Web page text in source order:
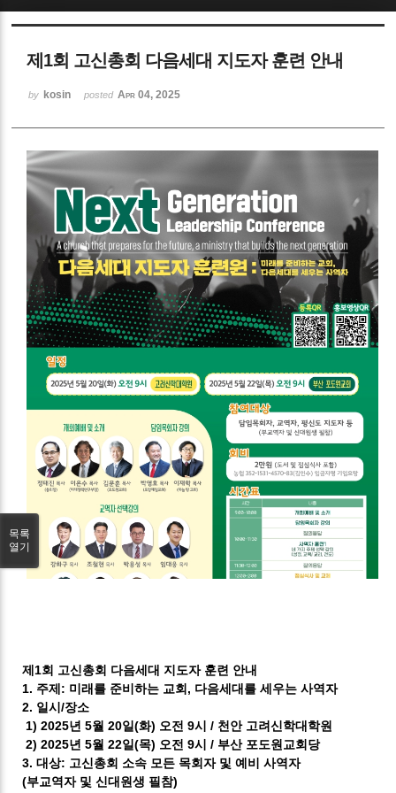
제1회 고신총회 다음세대 지도자 훈련 안내
by kosin posted Apr 04, 2025
제1회 고신총회 다음세대 지도자 훈련 안내
1. 주제: 미래를 준비하는 교회, 다음세대를 세우는 사역자
2. 일시/장소
1) 2025년 5월 20일(화) 오전 9시 / 천안 고려신학대학원
2) 2025년 5월 22일(목) 오전 9시 / 부산 포도원교회당
3. 대상: 고신총회 소속 모든 목회자 및 예비 사역자
(부교역자 및 신대원생 필참)
목록
열기
Sketchbook5, 스케치북5
Sketchbook5, 스케치북5